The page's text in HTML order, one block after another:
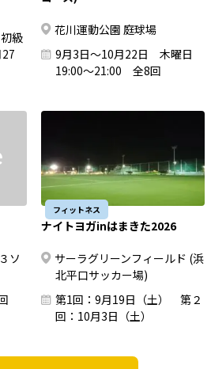
級
花川運動公園 庭球場
9月3日～10月22日 木曜日
19:00～21:00 全8回
ソ
フィットネス
ナイトヨガinはまきた2026
サーラグリーンフィールド (浜
北平口サッカー場)
第1回：9月19日（土） 第２
回：10月3日（土）